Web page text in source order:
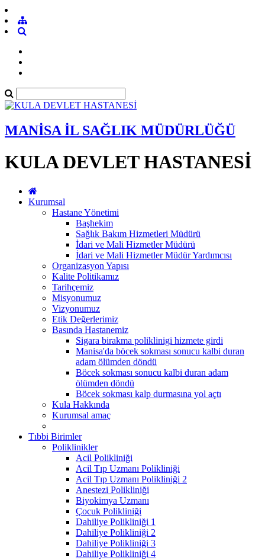
MANİSA İL SAĞLIK MÜDÜRLÜĞÜ
KULA DEVLET HASTANESİ
Kurumsal
Hastane Yönetimi
Başhekim
Sağlık Bakım Hizmetleri Müdürü
İdari ve Mali Hizmetler Müdürü
İdari ve Mali Hizmetler Müdür Yardımcısı
Organizasyon Yapısı
Kalite Politikamız
Tarihçemiz
Misyonumuz
Vizyonumuz
Etik Değerlerimiz
Basında Hastanemiz
Sigara birakma poliklinigi hizmete girdi
Manisa'da böcek sokması sonucu kalbi duran
adam ölümden döndü
Böcek sokması sonucu kalbi duran adam
ölümden döndü
Böcek sokması kalp durmasına yol açtı
Kula Hakkında
Kurumsal amaç
Tıbbi Birimler
Poliklinikler
Acil Polikliniği
Acil Tıp Uzmanı Polikliniği
Acil Tıp Uzmanı Polikliniği 2
Anestezi Polikliniği
Biyokimya Uzmanı
Çocuk Polikliniği
Dahiliye Polikliniği 1
Dahiliye Polikliniği 2
Dahiliye Polikliniği 3
Dahiliye Polikliniği 4